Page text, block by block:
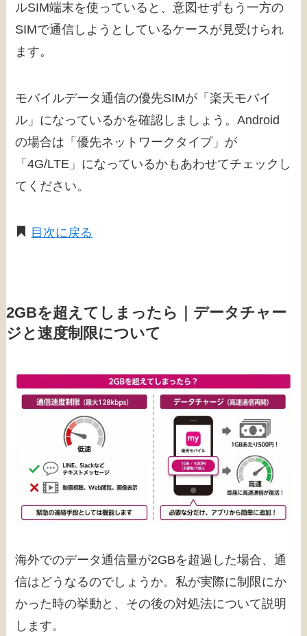
ルSIM端末を使っていると、意図せずもう一方の
SIMで通信しようとしているケースが見受けられ
ます。
モバイルデータ通信の優先SIMが「楽天モバイ
ル」になっているかを確認しましょう。Android
の場合は「優先ネットワークタイプ」が
「4G/LTE」になっているかもあわせてチェックし
てください。
目次に戻る
2GBを超えてしまったら｜データチャー
ジと速度制限について
海外でのデータ通信量が2GBを超過した場合、通
信はどうなるのでしょうか。私が実際に制限にか
かった時の挙動と、その後の対処法について説明
します。